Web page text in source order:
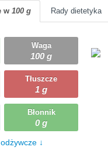
morza
ciasta
w 100 g Rady dietetyka
Waga
100 g
Tłuszcze
1 g
Błonnik
0 g
↓